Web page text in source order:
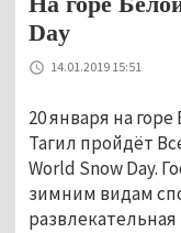
Day
14.01.2019 15:51
20 января на
Тагил пройдёт
World Snow Day.
зимним видам